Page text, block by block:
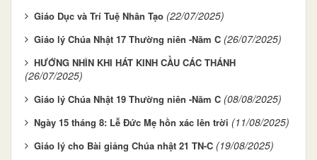
Giáo Dục và Trí Tuệ Nhân Tạo (22/07/2025)
Giáo lý Chúa Nhật 17 Thường niên -Năm C (26/07/2025)
HƯỚNG NHÌN KHI HÁT KINH CẦU CÁC THÁNH
(26/07/2025)
Giáo lý Chúa Nhật 19 Thường niên -Năm C (08/08/2025)
Ngày 15 tháng 8: Lễ Đức Mẹ hồn xác lên trời (11/08/2025)
Giáo lý cho Bài giảng Chúa nhật 21 TN-C (19/08/2025)